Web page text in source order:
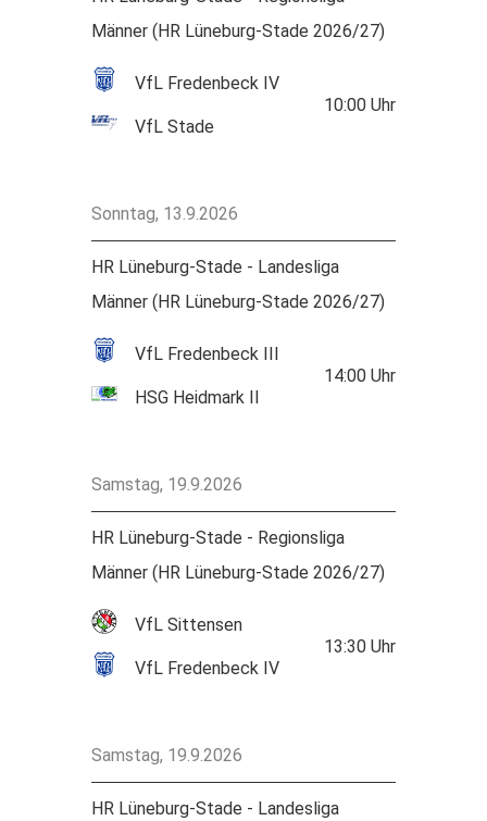
Männer (HR Lüneburg-Stade 2026/27)
VfL Fredenbeck IV
VfL Stade
10:00Uhr
Sonntag, 13.9.2026
HR Lüneburg-Stade - Landesliga
Männer (HR Lüneburg-Stade 2026/27)
VfL Fredenbeck III
HSG Heidmark II
14:00Uhr
Samstag, 19.9.2026
HR Lüneburg-Stade - Regionsliga
Männer (HR Lüneburg-Stade 2026/27)
VfL Sittensen
VfL Fredenbeck IV
13:30Uhr
Samstag, 19.9.2026
HR Lüneburg-Stade - Landesliga